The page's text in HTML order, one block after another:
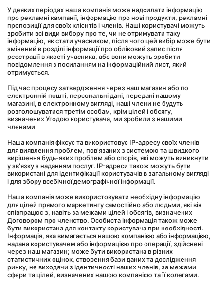
У деяких періодах наша компанія може надсилати інформацію
про рекламні кампанії, інформацію про нові продукти, рекламні
пропозиції для своїх клієнтів і членів. Наші користувачі можуть
зробити всі види вибору про те, чи не отримувати таку
інформацію, як стати учасником, після чого цей вибір може бути
змінений в розділі інформації про обліковий запис після
реєстрації в якості учасника, або вони можуть зробити
повідомлення з посиланням на інформаційний лист, який
отримується.
Під час процесу затвердження через наш магазин або по
електронній пошті, персональні дані, передані нашому
магазині, в електронному вигляді, наші члени не будуть
розголошуватися третім особам, крім цілей і обсягу,
визначених Угодою користувача, ми зробили з нашими
членами.
Наша компанія фіксує та використовує IP-адресу своїх членів
для виявлення проблем, пов'язаних з системою та швидкого
вирішення будь-яких проблем або спорів, які можуть виникнути
у зв'язку з наданням послуг. IP-адреси також можуть бути
використані для ідентифікації користувачів в загальному вигляді
і для збору всебічної демографічної інформації.
Наша компанія може використовувати необхідну інформацію
для цілей прямого маркетингу самостійно або людьми, які він
співпрацює з, навіть за межами цілей і обсягів, визначених
Договором про членство. Особиста інформація також може
бути використана для контакту користувача при необхідності.
Інформація, яка вимагається нашою компанією або інформацією,
надана користувачем або інформацією про операції, здійснені
через наш магазин; може бути використана в різних
статистичних оцінок, створення бази даних та дослідження
ринку, не виходячи з ідентичності наших членів, за межами
сфери та цілей, визначених нашою компанією та її колегами.